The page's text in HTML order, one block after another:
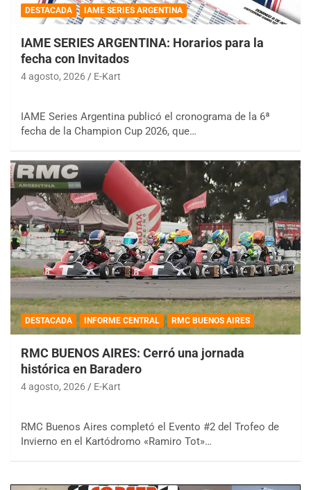
DESTACADA IAME SERIES ARGENTINA
IAME SERIES ARGENTINA: Horarios para la
fecha con Invitados
4 agosto, 2026 E-Kart
IAME Series Argentina publicó el cronograma de la 6ª
fecha de la Champion Cup 2026, que…
DESTACADA INFORME CENTRAL RMC BUENOS AIRES
RMC BUENOS AIRES: Cerró una jornada
histórica en Baradero
4 agosto, 2026 E-Kart
RMC Buenos Aires completó el Evento #2 del Trofeo de
Invierno en el Kartódromo «Ramiro Tot»…